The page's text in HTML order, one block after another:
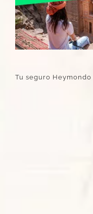
Tu seguro